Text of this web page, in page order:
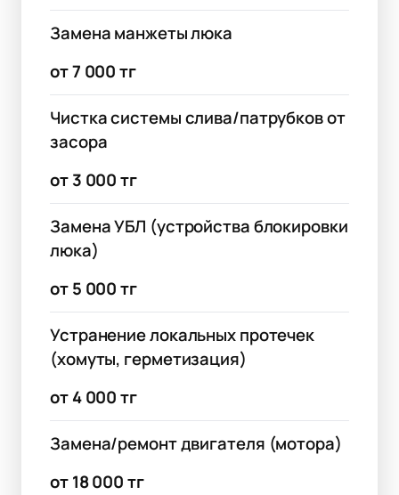
Замена манжеты люка
от 7 000 тг
Чистка системы слива/патрубков от
засора
от 3 000 тг
Замена УБЛ (устройства блокировки
люка)
от 5 000 тг
Устранение локальных протечек
(хомуты, герметизация)
от 4 000 тг
Замена/ремонт двигателя (мотора)
от 18 000 тг